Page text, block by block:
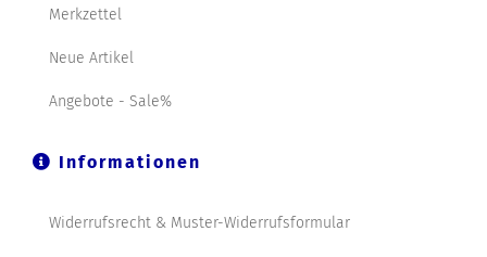
Merkzettel
Neue Artikel
Angebote - Sale%
Informationen
Widerrufsrecht & Muster-Widerrufsformular